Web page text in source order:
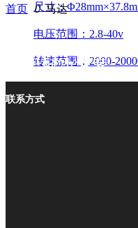
尺寸：
电压范围：2.8-40v
转速范围：2000-
首页 ꄲ 马达
产品解决方案
马达
联系方式